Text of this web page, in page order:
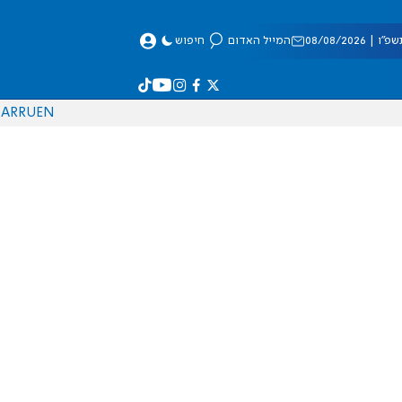
08/2026 המייל האדום חיפוש
EN
RU
AR